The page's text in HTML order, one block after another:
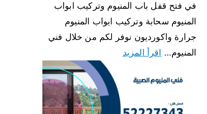
في فتح قفل باب المنيوم وتركيب ابواب
المنيوم سحابة وتركيب ابواب المنيوم
جرارة واكورديون نوفر لكم من خلال فني
المنيوم… اقرأ المزيد